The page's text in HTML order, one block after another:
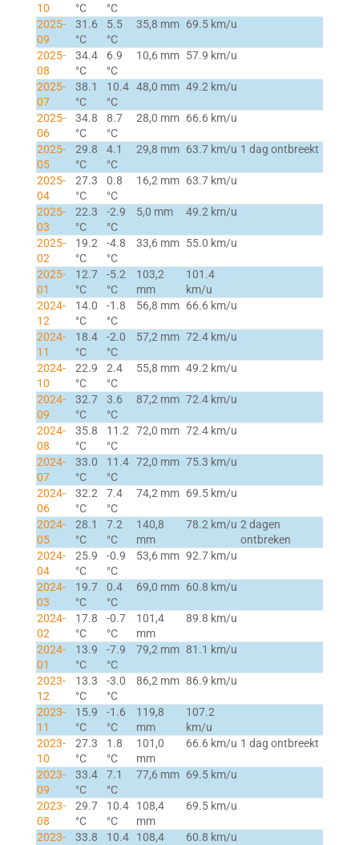
10
°C
°C
2025-
09
31.6
°C
5.5
°C
35,8 mm 69.5 km/u
2025-
08
34.4
°C
6.9
°C
10,6 mm 57.9 km/u
2025-
07
38.1
°C
10.4
°C
48,0 mm 49.2 km/u
2025-
06
34.8
°C
8.7
°C
28,0 mm 66.6 km/u
2025-
05
29.8
°C
4.1
°C
29,8 mm 63.7 km/u 1 dag ontbreekt
2025-
04
27.3
°C
0.8
°C
16,2 mm 63.7 km/u
2025-
03
22.3
°C
-2.9
°C
5,0 mm 49.2 km/u
2025-
02
19.2
°C
-4.8
°C
33,6 mm 55.0 km/u
2025-
01
12.7
°C
-5.2
°C
103,2
mm
101.4
km/u
2024-
12
14.0
°C
-1.8
°C
56,8 mm 66.6 km/u
2024-
11
18.4
°C
-2.0
°C
57,2 mm 72.4 km/u
2024-
10
22.9
°C
2.4
°C
55,8 mm 49.2 km/u
2024-
09
32.7
°C
3.6
°C
87,2 mm 72.4 km/u
2024-
08
35.8
°C
11.2
°C
72,0 mm 72.4 km/u
2024-
07
33.0
°C
11.4
°C
72,0 mm 75.3 km/u
2024-
06
32.2
°C
7.4
°C
74,2 mm 69.5 km/u
2024-
05
28.1
°C
7.2
°C
140,8
mm
78.2 km/u 2 dagen
ontbreken
2024-
04
25.9
°C
-0.9
°C
53,6 mm 92.7 km/u
2024-
03
19.7
°C
0.4
°C
69,0 mm 60.8 km/u
2024-
02
17.8
°C
-0.7
°C
101,4
mm
89.8 km/u
2024-
01
13.9
°C
-7.9
°C
79,2 mm 81.1 km/u
2023-
12
13.3
°C
-3.0
°C
86,2 mm 86.9 km/u
2023-
11
15.9
°C
-1.6
°C
119,8
mm
107.2
km/u
2023-
10
27.3
°C
1.8
°C
101,0
mm
66.6 km/u 1 dag ontbreekt
2023-
09
33.4
°C
7.1
°C
77,6 mm 69.5 km/u
2023-
08
29.7
°C
10.4
°C
108,4
mm
69.5 km/u
2023-
33.8
10.4
108,4
60.8 km/u